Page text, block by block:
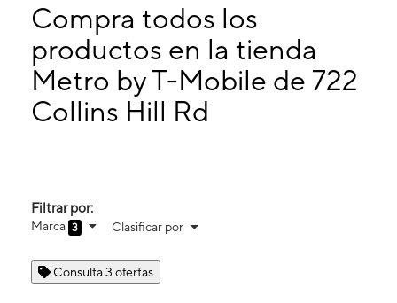
Martes:
10:00 a. m. a 8:00 p. m.
Miérc: 10:00 a. m. a 8:00 p. m.
Jueves:10:00 a. m. a 8:00 p. m.
722 Collins Hill Rd Ste L Lawrenceville, GA 30046
Compra todos los
productos en la tienda
Metro by T-Mobile de 722
Collins Hill Rd
Filtrar por:
Marca 3 Clasificar por
Consulta 3 ofertas